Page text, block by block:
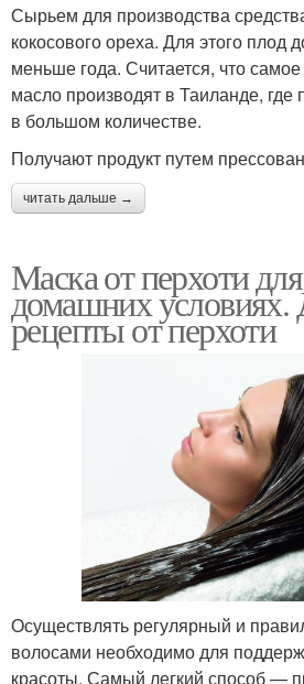
Сырьем для производства
кокосового ореха. Для этого плод
меньше года. Считается, что
масло производят в Таиланде,
в большом количестве.
Получают продукт путем
читать дальше →
Маска от перхоти
домашних
рецепты от перхоти
Осуществлять регулярный и
волосами необходимо для
красоты. Самый легкий способ —